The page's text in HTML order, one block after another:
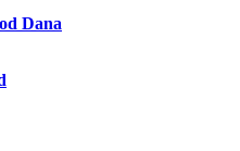
Dana